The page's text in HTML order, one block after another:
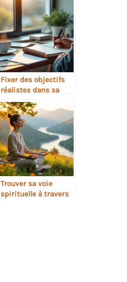
Fixer des objectifs
réalistes dans sa
pratique
Trouver sa voie
spirituelle à travers